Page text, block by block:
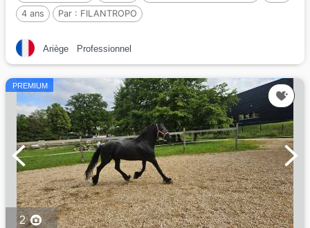
4 ans
Par : FILANTROPO
Ariège Professionnel
PREMIUM
2